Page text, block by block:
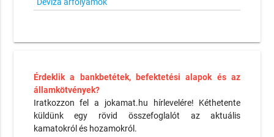
Érdeklik a bankbetétek, befektetési alapok és az
államkötvények?
Iratkozzon fel a jokamat.hu hírlevelére! Kéthetente
küldünk egy rövid összefoglalót az aktuális
kamatokról és hozamokról.